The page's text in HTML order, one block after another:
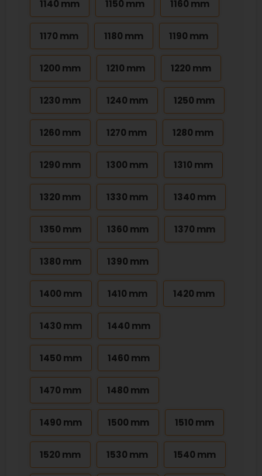
1140 mm 1150 mm 1160 mm
1170 mm 1180 mm 1190 mm
1200 mm 1210 mm 1220 mm
1230 mm 1240 mm 1250 mm
1260 mm 1270 mm 1280 mm
1290 mm 1300 mm 1310 mm
1320 mm 1330 mm 1340 mm
1350 mm 1360 mm 1370 mm
1380 mm 1390 mm
1400 mm 1410 mm 1420 mm
1430 mm 1440 mm
1450 mm 1460 mm
1470 mm 1480 mm
1490 mm 1500 mm 1510 mm
1520 mm 1530 mm 1540 mm